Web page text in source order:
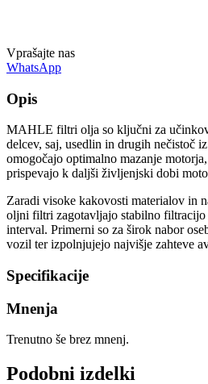
Vprašajte nas
WhatsApp
Opis
MAHLE filtri olja so ključni za
delcev, saj, usedlin in drugih nečistoč
omogočajo optimalno mazanje
prispevajo k daljši življenjski dobi
Zaradi visoke kakovosti materialov in
oljni filtri zagotavljajo stabilno filtracijo
interval. Primerni so za širok nabor
vozil ter izpolnjujejo najvišje zahteve
Specifikacije
Mnenja
Trenutno še brez mnenj.
Podobni izdelki